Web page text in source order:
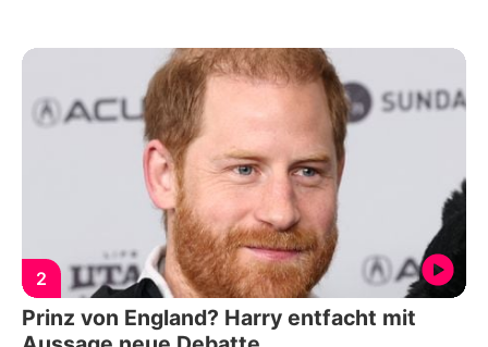
2
Prinz von England? Harry entfacht mit